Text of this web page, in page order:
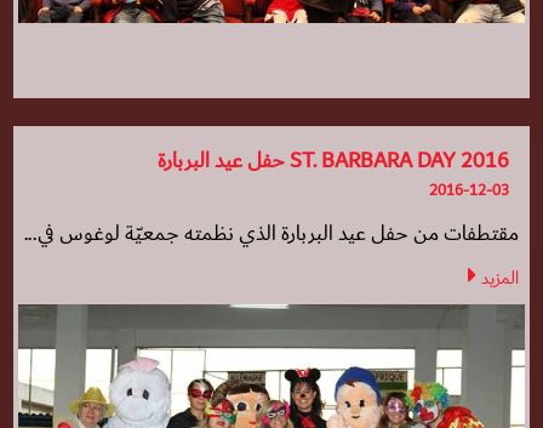
ST. BARBARA DAY 2016 حفل عيد البربارة
2016-12-03
مقتطفات من حفل عيد البربارة الذي نظمته جمعيّة لوغوس في...
المزيد